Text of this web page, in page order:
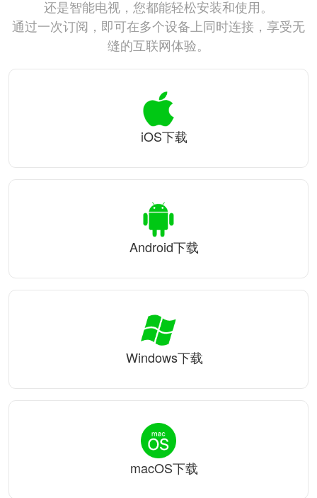
还是智能电视，您都能轻松安装和使用。
通过一次订阅，即可在多个设备上同时连接，享受无
缝的互联网体验。
iOS下载
Android下载
Windows下载
macOS下载